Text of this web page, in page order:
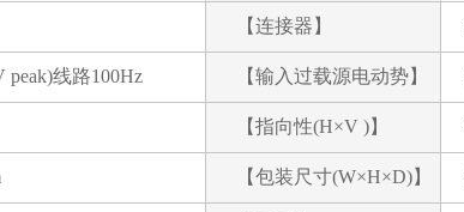
【连接器】
peak)线路100Hz 【输入过载源电动势】
【指向性(H×V )】
【包装尺寸(W×H×D)】